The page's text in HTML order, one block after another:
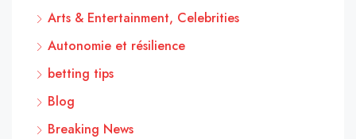
Arts & Entertainment, Celebrities
Autonomie et résilience
betting tips
Blog
Breaking News